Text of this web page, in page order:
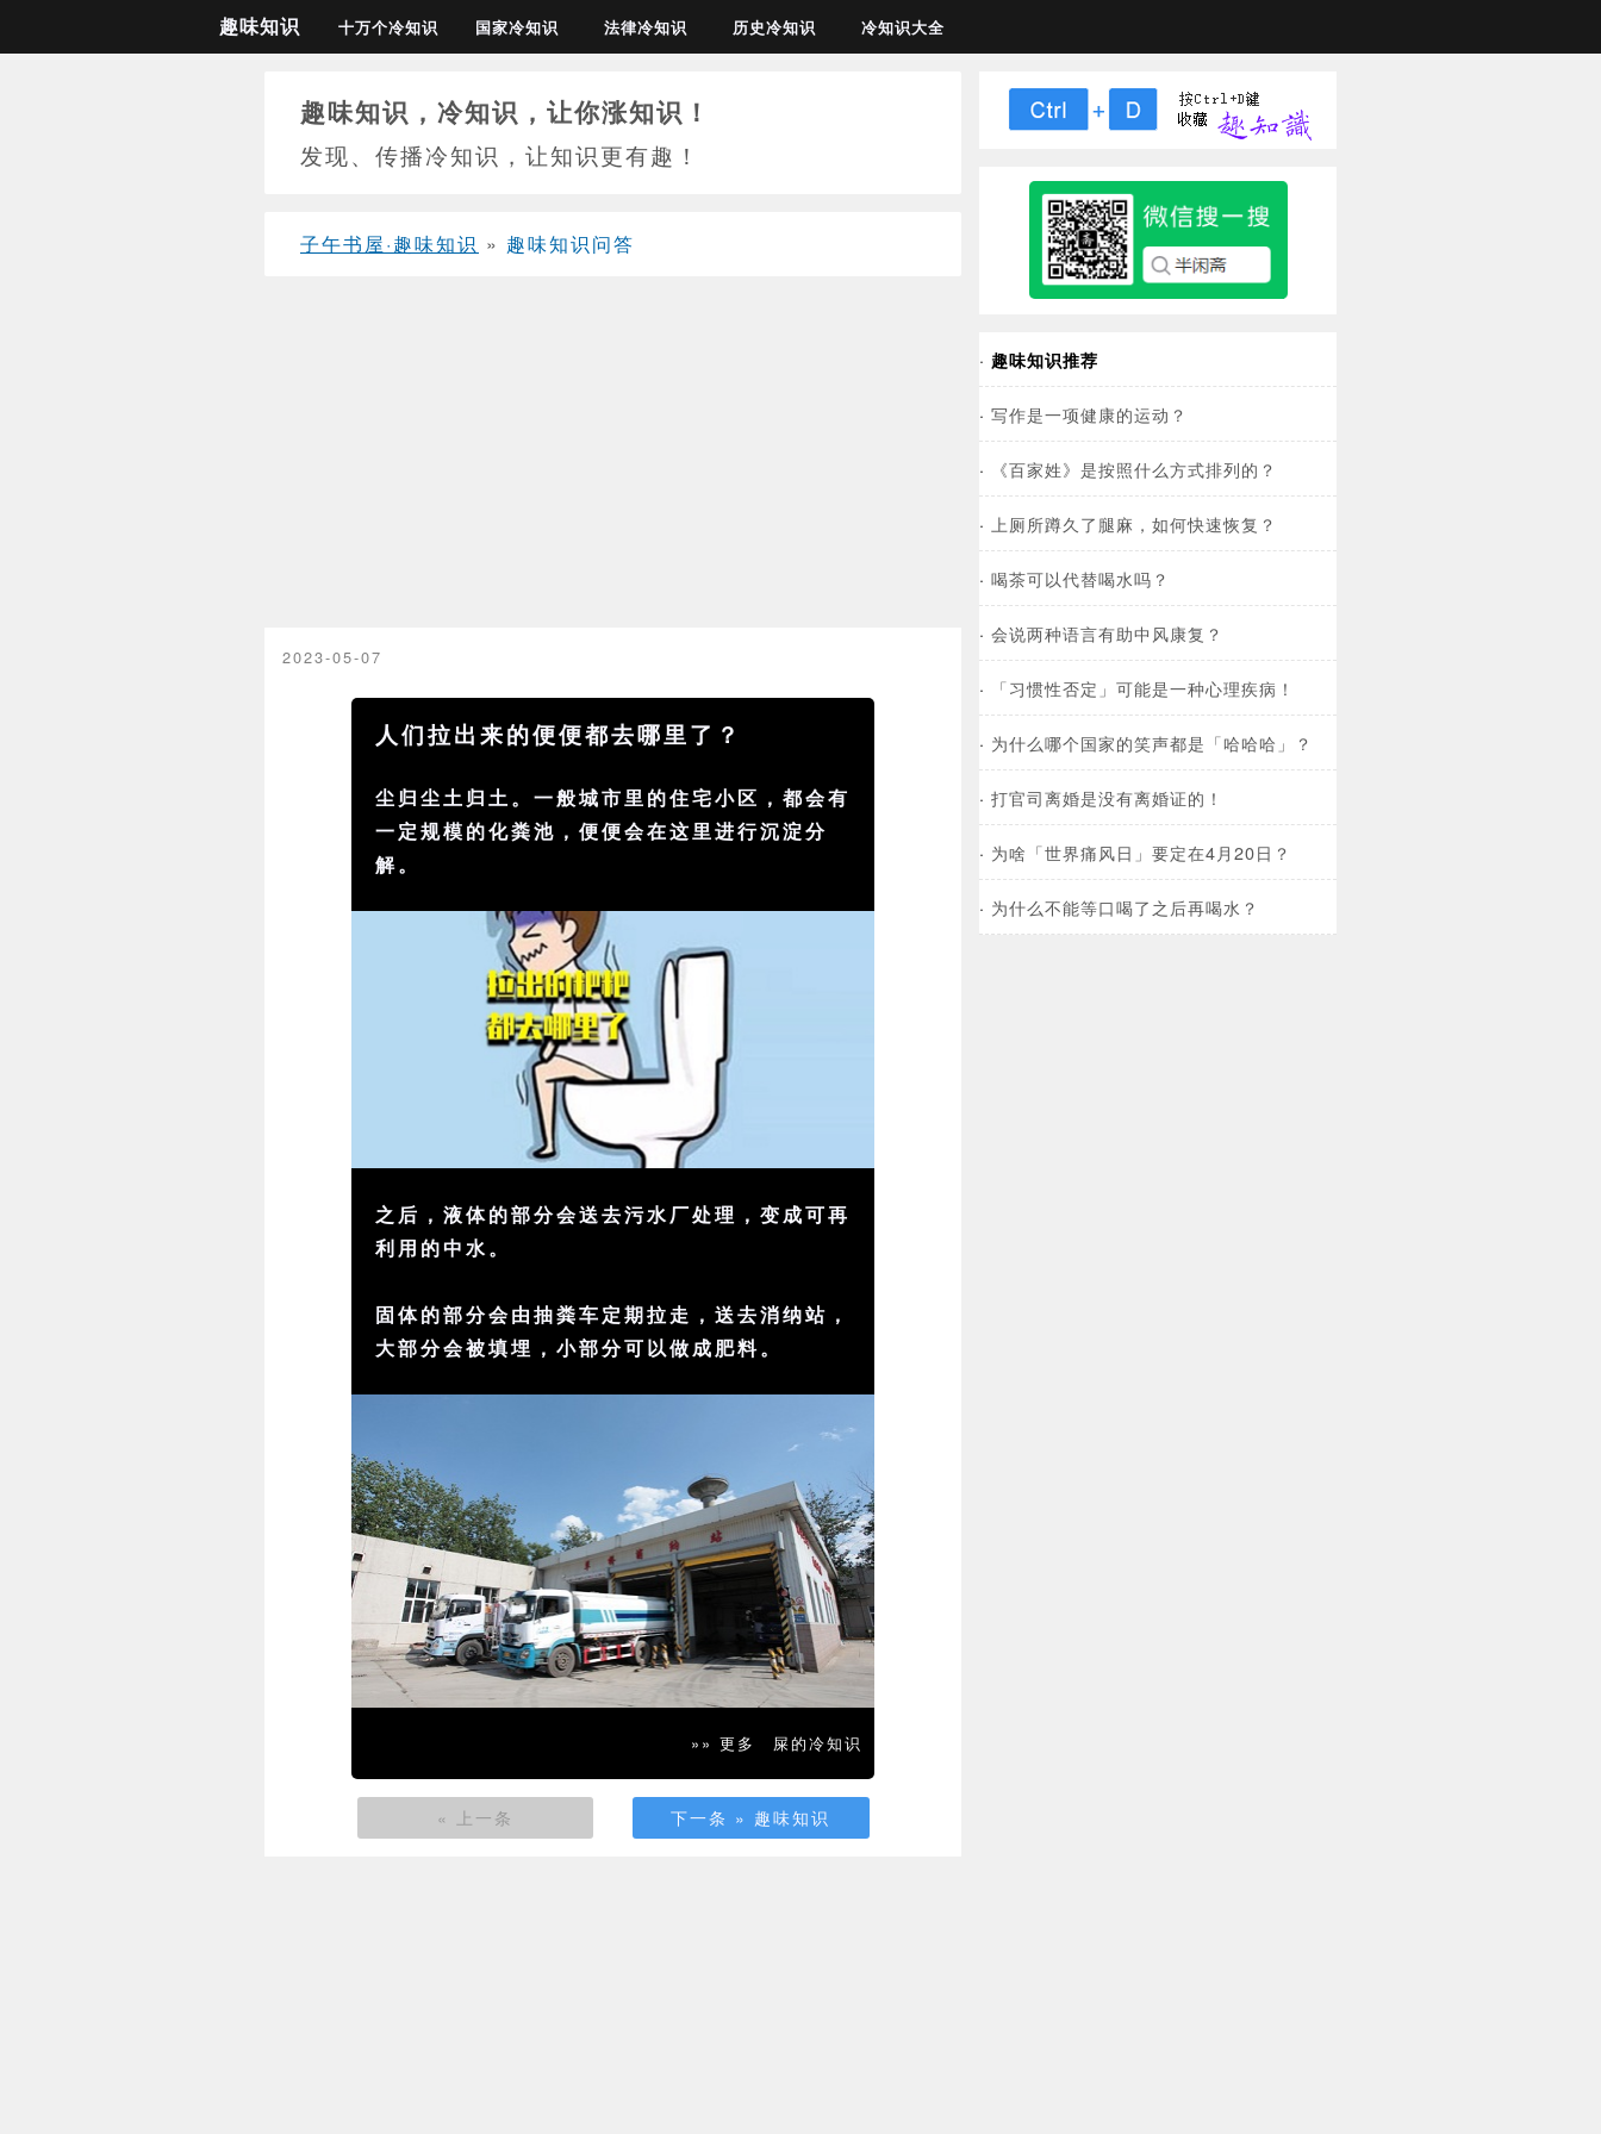
趣味知识 十万个冷知识 国家冷知识 法律冷知识 历史冷知识 冷知识大全
趣味知识，冷知识，让你涨知识！
发现、传播冷知识，让知识更有趣！
子午书屋·趣味知识 » 趣味知识问答
2023-05-07
人们拉出来的便便都去哪里了？
尘归尘土归土。一般城市里的住宅小区，都会有
一定规模的化粪池，便便会在这里进行沉淀分
解。
之后，液体的部分会送去污水厂处理，变成可再
利用的中水。
固体的部分会由抽粪车定期拉走，送去消纳站，
大部分会被填埋，小部分可以做成肥料。
»» 更多 屎的冷知识
« 上一条 下一条 » 趣味知识
· 趣味知识推荐
· 写作是一项健康的运动？
· 《百家姓》是按照什么方式排列的？
· 上厕所蹲久了腿麻，如何快速恢复？
· 喝茶可以代替喝水吗？
· 会说两种语言有助中风康复？
· 「习惯性否定」可能是一种心理疾病！
· 为什么哪个国家的笑声都是「哈哈哈」？
· 打官司离婚是没有离婚证的！
· 为啥「世界痛风日」要定在4月20日？
· 为什么不能等口喝了之后再喝水？